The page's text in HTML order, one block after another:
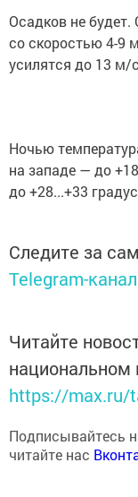
Осадков не будет.
со скоростью 4-9
усилятся до 13 м/
Ночью
на западе — до
до +28...+33
Следите за
Telegram-
Читайте
https://max.ru/
Подписывайтесь
читайте нас